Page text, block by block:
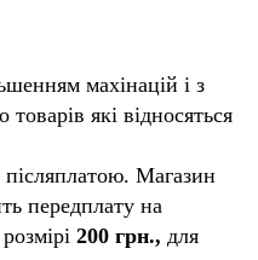
махінацій і з
які відносяться
післяплатою. Магазин
передплату на
200 грн., для